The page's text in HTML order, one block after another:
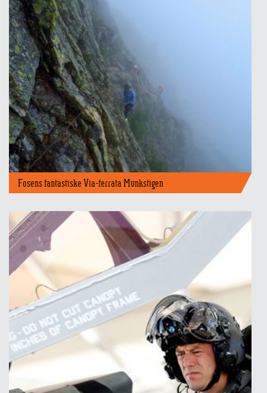
Smaken av Fosen
Fosens fantastiske Via-ferrata Munkstigen